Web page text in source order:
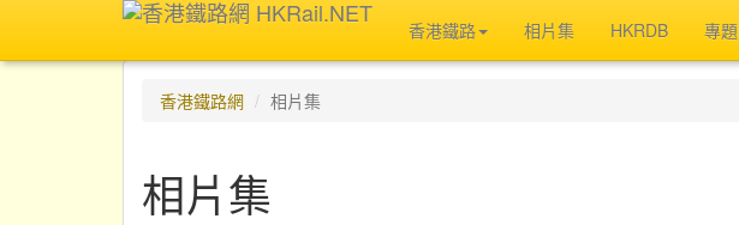
香港鐵路 相片集 HKRDB 專題
香港鐵路網 相片集
相片集